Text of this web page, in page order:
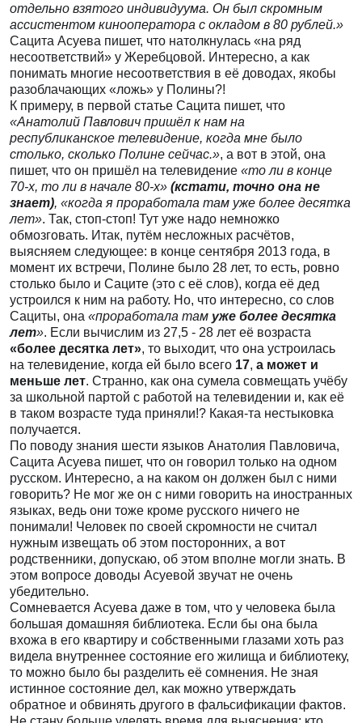
отдельно взятого индивидуума. Он был скромным
ассистентом кинооператора с окладом в 80 рублей.»
Сацита Асуева пишет, что натолкнулась «на ряд
несоответствий» у Жеребцовой. Интересно, а как
понимать многие несоответствия в её доводах, якобы
разоблачающих «ложь» у Полины?!
К примеру, в первой статье Сацита пишет, что
«Анатолий Павлович пришёл к нам на
республиканское телевидение, когда мне было
столько, сколько Полине сейчас.», а вот в этой, она
пишет, что он пришёл на телевидение «то ли в конце
70-х, то ли в начале 80-х» (кстати, точно она не
знает), «когда я проработала там уже более десятка
лет». Так, стоп-стоп! Тут уже надо немножко
обмозговать. Итак, путём несложных расчётов,
выясняем следующее: в конце сентября 2013 года, в
момент их встречи, Полине было 28 лет, то есть, ровно
столько было и Саците (это с её слов), когда её дед
устроился к ним на работу. Но, что интересно, со слов
Сациты, она «проработала там уже более десятка
лет». Если вычислим из 27,5 - 28 лет её возраста
«более десятка лет», то выходит, что она устроилась
на телевидение, когда ей было всего 17, а может и
меньше лет. Странно, как она сумела совмещать учёбу
за школьной партой с работой на телевидении и, как её
в таком возрасте туда приняли!? Какая-та нестыковка
получается.
По поводу знания шести языков Анатолия Павловича,
Сацита Асуева пишет, что он говорил только на одном
русском. Интересно, а на каком он должен был с ними
говорить? Не мог же он с ними говорить на иностранных
языках, ведь они тоже кроме русского ничего не
понимали! Человек по своей скромности не считал
нужным извещать об этом посторонних, а вот
родственники, допускаю, об этом вполне могли знать. В
этом вопросе доводы Асуевой звучат не очень
убедительно.
Сомневается Асуева даже в том, что у человека была
большая домашняя библиотека. Если бы она была
вхожа в его квартиру и собственными глазами хоть раз
видела внутреннее состояние его жилища и библиотеку,
то можно было бы разделить её сомнения. Не зная
истинное состояние дел, как можно утверждать
обратное и обвинять другого в фальсификации фактов.